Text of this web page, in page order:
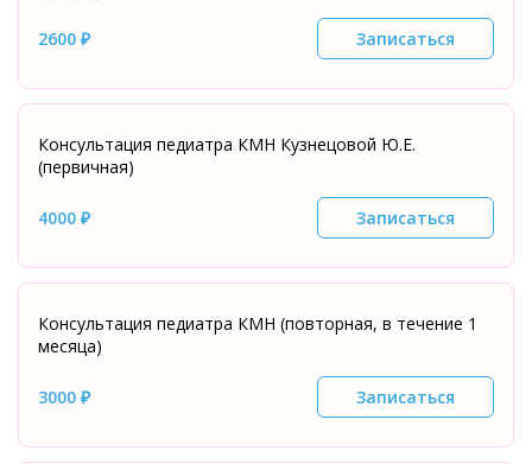
2600 ₽ Записаться
Консультация педиатра КМН Кузнецовой Ю.Е.
(первичная)
4000 ₽ Записаться
Консультация педиатра КМН (повторная, в течение 1
месяца)
3000 ₽ Записаться